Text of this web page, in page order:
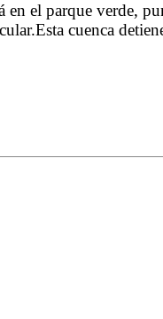
en el parque verde,
cuenca